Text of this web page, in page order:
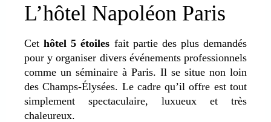
L’hôtel Napoléon Paris
Cethôtel 5 étoiles fait partie des plus demandés
pour y organiser divers événements professionnels
comme un séminaire à Paris. Il se situe non loin
des Champs-Élysées. Le cadre qu’il offre est tout
simplement spectaculaire, luxueux et très
chaleureux.